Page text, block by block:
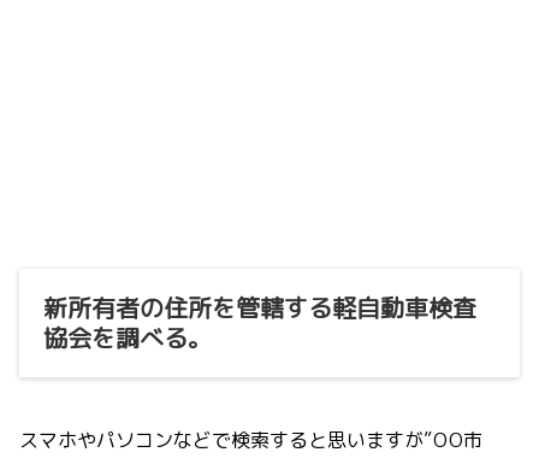
新所有者の住所を管轄する軽自動車検査
協会を調べる。
スマホやパソコンなどで検索すると思いますが”ΟΟ市